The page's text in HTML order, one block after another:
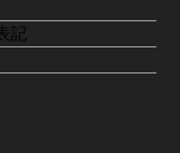
記